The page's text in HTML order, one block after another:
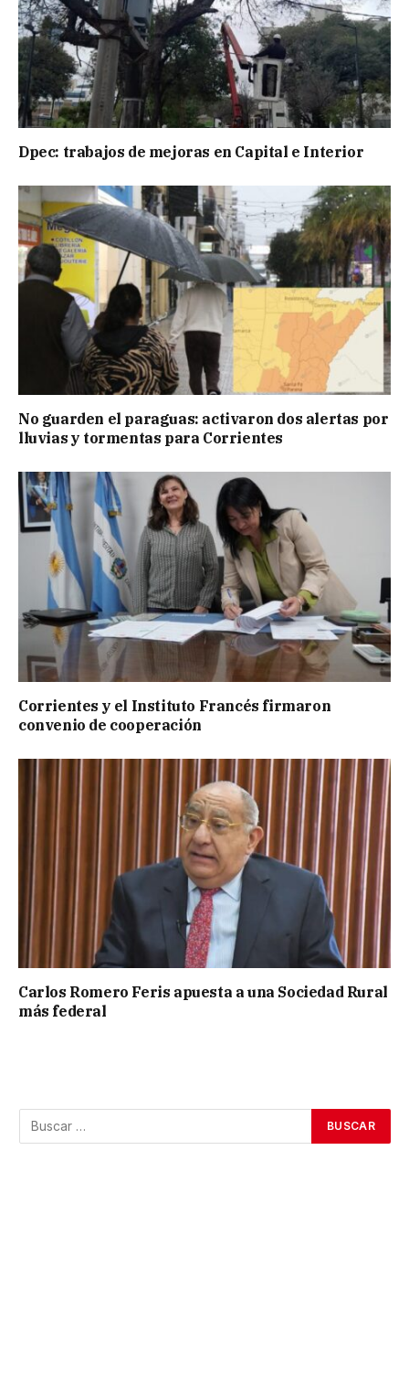
Dpec: trabajos de mejoras en Capital e Interior
No guarden el paraguas: activaron dos alertas por
lluvias y tormentas para Corrientes
Corrientes y el Instituto Francés firmaron
convenio de cooperación
Carlos Romero Feris apuesta a una Sociedad Rural
más federal